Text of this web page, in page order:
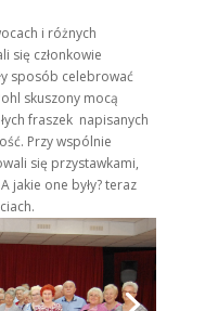
i różnych
się członkowie
sposób celebrować
skuszony mocą
fraszek napisanych
Przy wspólnie
się przystawkami,
jakie one były? teraz